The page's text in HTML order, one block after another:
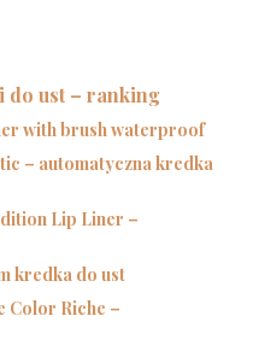
do ust – ranking
with brush waterproof
– automatyczna kredka
Lip Liner –
kredka do ust
Color Riche –